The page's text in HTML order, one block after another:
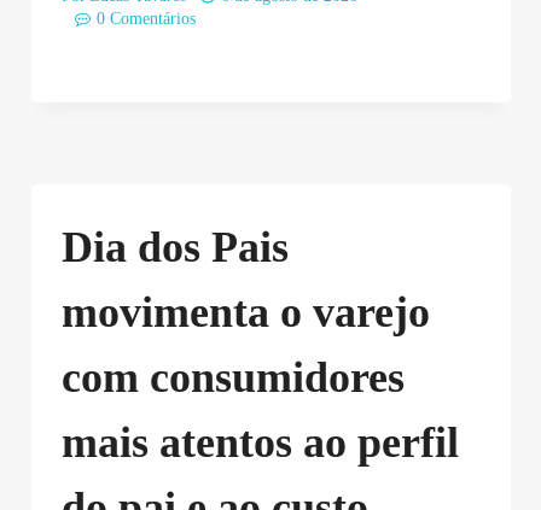
0 Comentários
Dia dos Pais
movimenta o varejo
com consumidores
mais atentos ao perfil